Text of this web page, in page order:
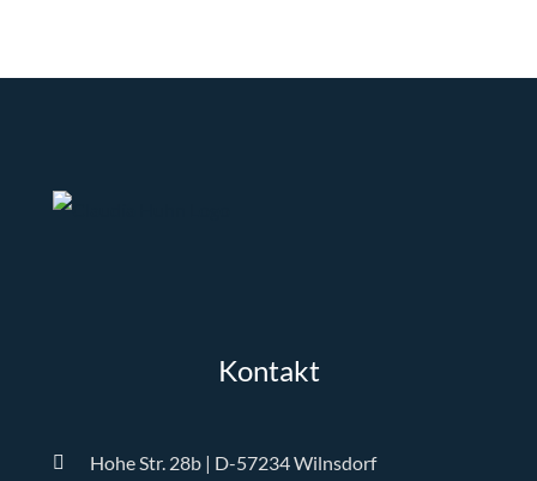
Kontakt
Hohe Str. 28b | D-57234 Wilnsdorf